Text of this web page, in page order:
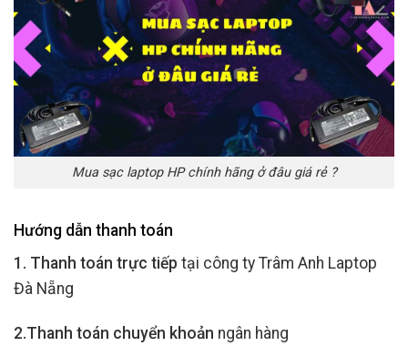
Mua sạc laptop HP chính hãng ở đâu giá rẻ ?
Hướng dẫn thanh toán
1. Thanh toán trực tiếp tại công ty Trâm Anh Laptop
Đà Nẵng
2.Thanh toán chuyển khoản ngân hàng